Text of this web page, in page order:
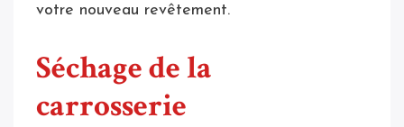
votre nouveau revêtement.
Séchage de la
carrosserie